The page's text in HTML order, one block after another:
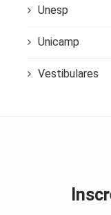
Unesp
Unicamp
Vestibulares